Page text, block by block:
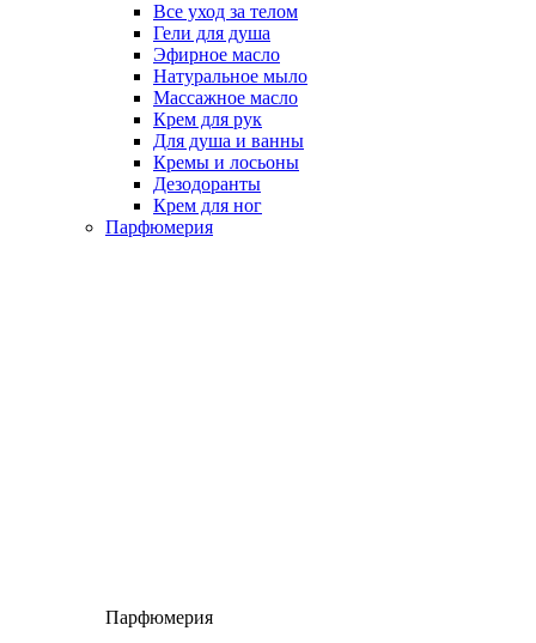
Все уход за телом
Гели для душа
Эфирное масло
Натуральное мыло
Массажное масло
Крем для рук
Для душа и ванны
Кремы и лосьоны
Дезодоранты
Крем для ног
Парфюмерия
Парфюмерия